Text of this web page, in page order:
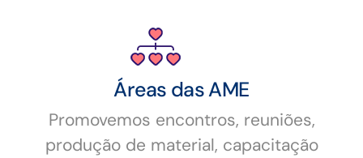
Áreas das AME
Promovemos encontros, reuniões,
produção de material, capacitação